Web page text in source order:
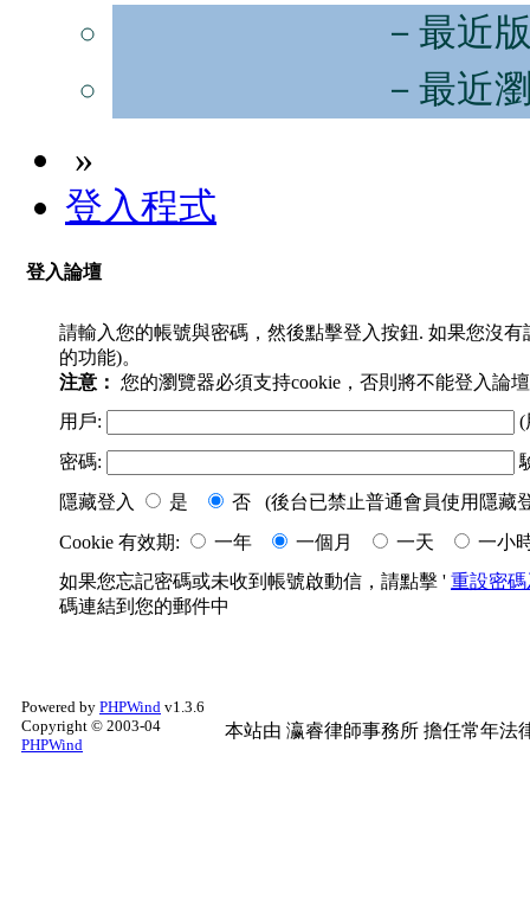
－最近
－最近
»
登入程式
登入論壇
請輸入您的帳號與密碼，然後點擊登入按鈕. 如果您沒
的功能)。
注意： 您的瀏覽器必須支持cookie，否則將不能登入論
用戶:
(
密碼:
隱藏登入
是
否 (後台已禁止普通會員使用隱藏
Cookie 有效期:
一年 一個月 一天
一小
如果您忘記密碼或未收到帳號啟動信，請點擊 ' 重設密
碼連結到您的郵件中
Powered by PHPWind v1.3.6
Copyright © 2003-04
PHPWind
本站由 瀛睿律師事務所 擔任常年法